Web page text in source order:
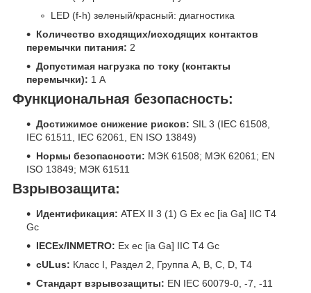
LED (f-h) зеленый/красный: диагностика
Количество входящих/исходящих контактов
перемычки питания: 2
Допустимая нагрузка по току (контакты
перемычки): 1 А
Функциональная безопасность:
Достижимое снижение рисков: SIL 3 (IEC 61508,
IEC 61511, IEC 62061, EN ISO 13849)
Нормы безопасности: МЭК 61508; МЭК 62061; EN
ISO 13849; МЭК 61511
Взрывозащита:
Идентификация: ATEX II 3 (1) G Ex ec [ia Ga] IIC T4
Gc
IECEx/INMETRO: Ex ec [ia Ga] IIC T4 Gc
cULus: Класс I, Раздел 2, Группа A, B, C, D, T4
Стандарт взрывозащиты: EN IEC 60079-0, -7, -11